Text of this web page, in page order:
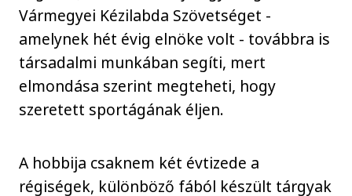
Vármegyei Kézilabda Szövetséget -
amelynek hét évig elnöke volt - továbbra is
társadalmi munkában segíti, mert
elmondása szerint megteheti, hogy
szeretett sportágának éljen.
A hobbija csaknem két évtizede a
régiségek, különböző fából készült tárgyak